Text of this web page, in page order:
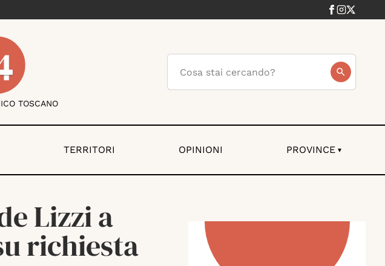
TOSCANO
TERRITORI OPINIONI PROVINCE ▾
Lizzi a
richiesta